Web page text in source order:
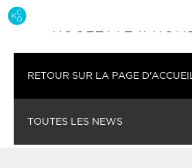
RETOUR SUR LA PAGE D'ACCUEIL
TOUTES LES NEWS